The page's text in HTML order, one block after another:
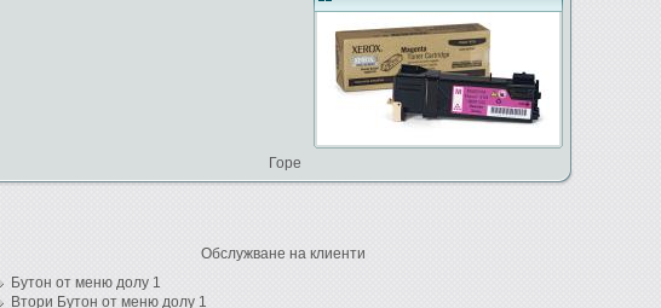
Горе
Обслужване на клиенти
Бутон от меню долу 1
Втори Бутон от меню долу 1